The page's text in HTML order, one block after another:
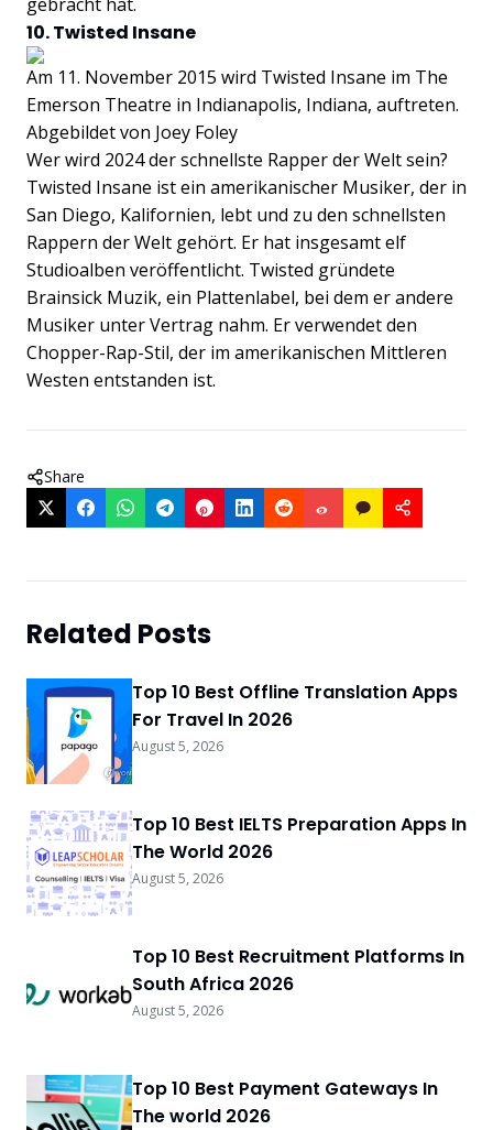
10. Twisted Insane
Am 11. November 2015 wird Twisted Insane im The
Emerson Theatre in Indianapolis, Indiana, auftreten.
Abgebildet von Joey Foley
Wer wird 2024 der schnellste Rapper der Welt sein?
Twisted Insane ist ein amerikanischer Musiker, der in
San Diego, Kalifornien, lebt und zu den schnellsten
Rappern der Welt gehört. Er hat insgesamt elf
Studioalben veröffentlicht. Twisted gründete
Brainsick Muzik, ein Plattenlabel, bei dem er andere
Musiker unter Vertrag nahm. Er verwendet den
Chopper-Rap-Stil, der im amerikanischen Mittleren
Westen entstanden ist.
Share
Related Posts
Top 10 Best Offline Translation Apps
For Travel In 2026
August 5, 2026
Top 10 Best IELTS Preparation Apps In
The World 2026
August 5, 2026
Top 10 Best Recruitment Platforms In
South Africa 2026
August 5, 2026
Top 10 Best Payment Gateways In
The world 2026